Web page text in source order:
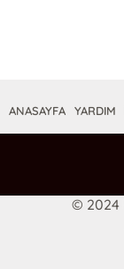
ANASAYFA YARDIM
© 2024